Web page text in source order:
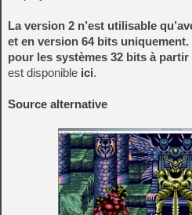
La version 2 n’est utilisable
et en version 64 bits uniquement.
pour les systèmes 32 bits à partir
est disponible ici.
Source alternative